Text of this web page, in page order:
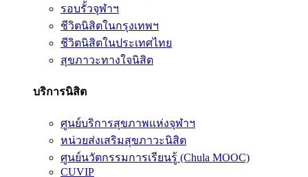
รอบรั้วจุฬาฯ
ชีวิตนิสิตในกรุงเทพฯ
ชีวิตนิสิตในประเทศไทย
สุขภาวะทางใจนิสิต
บริการนิสิต
ศูนย์บริการสุขภาพแห่งจุฬาฯ
หน่วยส่งเสริมสุขภาวะนิสิต
ศูนย์นวัตกรรมการเรียนรู้ (Chula MOOC)
CUVIP